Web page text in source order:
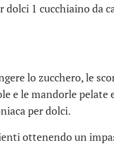
1 cucchiaino da
lo zucchero, le
e le mandorle pelate
per dolci.
ottenendo un